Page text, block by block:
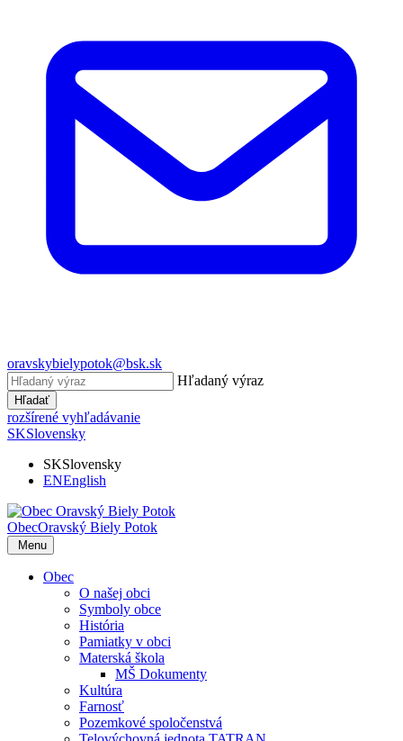
oravskybielypotok@bsk.sk
Hľadaný výraz
Hľadať
rozšírené vyhľadávanie
SKSlovensky
SKSlovensky
ENEnglish
ObecOravský Biely Potok
Menu
Obec
O našej obci
Symboly obce
História
Pamiatky v obci
Materská škola
MŠ Dokumenty
Kultúra
Farnosť
Pozemkové spoločenstvá